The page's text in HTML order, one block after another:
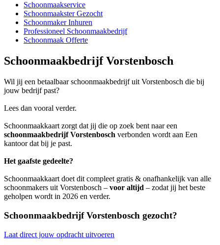
Schoonmaakservice
Schoonmaakster Gezocht
Schoonmaker Inhuren
Professioneel Schoonmaakbedrijf
Schoonmaak Offerte
Schoonmaakbedrijf Vorstenbosch
Wil jij een betaalbaar schoonmaakbedrijf uit Vorstenbosch die bij
jouw bedrijf past?
Lees dan vooral verder.
Schoonmaakkaart zorgt dat jij die op zoek bent naar een
schoonmaakbedrijf Vorstenbosch verbonden wordt aan Een
kantoor dat bij je past.
Het gaafste gedeelte?
Schoonmaakkaart doet dit compleet gratis & onafhankelijk van alle
schoonmakers uit Vorstenbosch – voor altijd – zodat jij het beste
geholpen wordt in 2026 en verder.
Schoonmaakbedrijf Vorstenbosch gezocht?
Laat direct jouw opdracht uitvoeren